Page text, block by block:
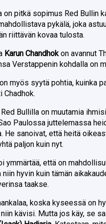
on pitkä sopimus Red Bullin
pykälä, joka
riittävän kovaa tulosta.
Karun Chandhokon avannut
Verstappenin kohdalla on
myös syytä pohtia, kuinka
Chadhok.
Bullilla on muutamia
Paulossa juttelemassa
He sanoivat, että heitä
paljon kuin nyt.
ymmärtää, että on
hyvin kuin tämän
taakse.
koska kyseessä on
kävisi. Mutta jos käy, se